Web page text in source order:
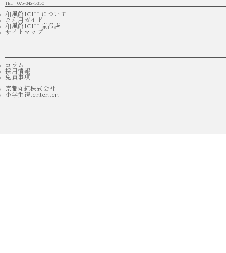
TEL：075-342-3330
和風館ICHI について
ご利用ガイド
和風館ICHI 京都店
サイトマップ
コラム
採用情報
免責事項
京都丸紅株式会社
小学生袴tententen